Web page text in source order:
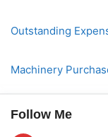
Outstanding
Machinery
Follow Me